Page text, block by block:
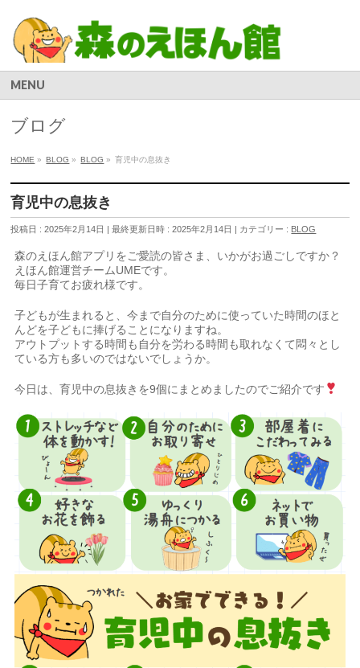
MENU
ブログ
HOME » BLOG » BLOG » 育児中の息抜き
育児中の息抜き
投稿日 : 2025年2月14日 最終更新日時 : 2025年2月14日 カテゴリー : BLOG
森のえほん館アプリをご愛読の皆さま、いかがお過ごしですか？
えほん館運営チームUMEです。
毎日子育てお疲れ様です。
子どもが生まれると、今まで自分のために使っていた時間のほと
んどを子どもに捧げることになりますね。
アウトプットする時間も自分を労わる時間も取れなくて悶々とし
ている方も多いのではないでしょうか。
今日は、育児中の息抜きを9個にまとめましたのでご紹介です